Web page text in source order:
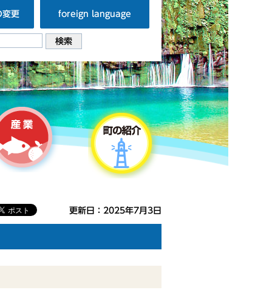
変更 foreign language
更新日：2025年7月3日